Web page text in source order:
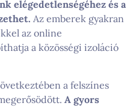
elégedetlenségéhez és a
Az emberek gyakran
az online
a közösségi izoláció
a felszínes
A gyors